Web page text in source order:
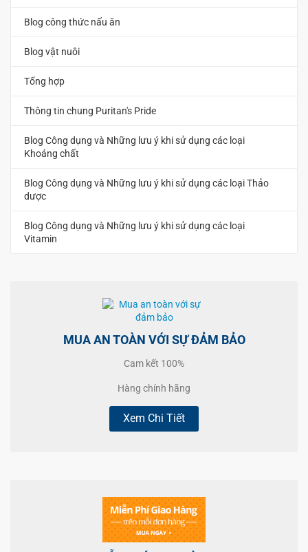
Blog công thức nấu ăn
Blog vật nuôi
Tổng hợp
Thông tin chung Puritan's Pride
Blog Công dụng và Những lưu ý khi sử dụng các loại
Khoáng chất
Blog Công dụng và Những lưu ý khi sử dụng các loại Thảo
dược
Blog Công dụng và Những lưu ý khi sử dụng các loại
Vitamin
MUA AN TOÀN VỚI SỰ ĐẢM BẢO
Cam kết 100%
Hàng chính hãng
Xem Chi Tiết